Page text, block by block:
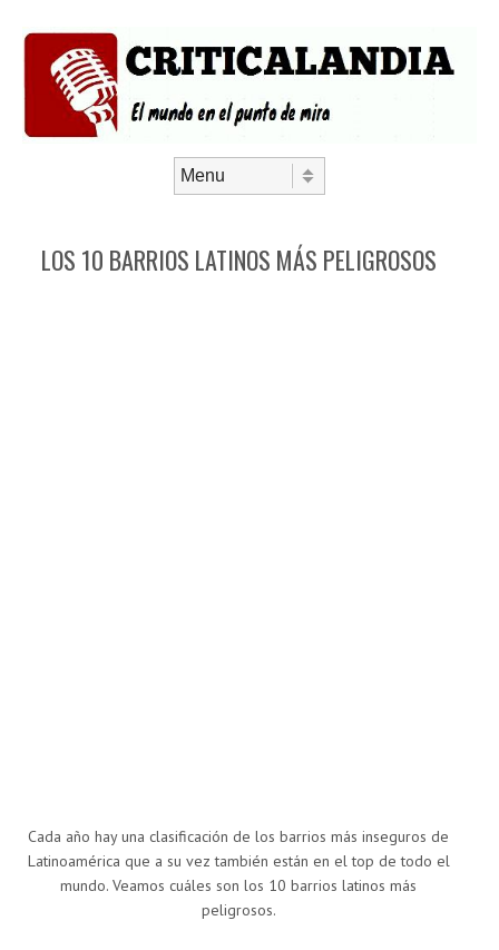
LOS 10 BARRIOS LATINOS MÁS PELIGROSOS
Cada año hay una clasificación de los barrios más inseguros de
Latinoamérica que a su vez también están en el top de todo el
mundo. Veamos cuáles son los 10 barrios latinos más
peligrosos.